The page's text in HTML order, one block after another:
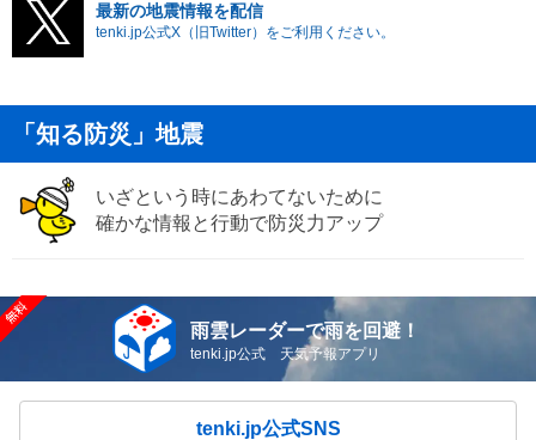
最新の地震情報を配信
tenki.jp公式X（旧Twitter）をご利用ください。
「知る防災」地震
いざという時にあわてないために
確かな情報と行動で防災力アップ
雨雲レーダーで雨を回避！
tenki.jp公式 天気予報アプリ
tenki.jp公式SNS